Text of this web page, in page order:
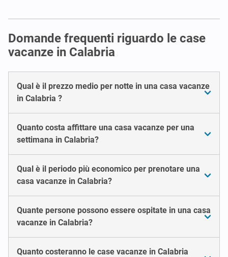
Domande frequenti riguardo le case
vacanze in Calabria
Qual è il prezzo medio per notte in una casa vacanze
in Calabria ?
Quanto costa affittare una casa vacanze per una
settimana in Calabria?
Qual è il periodo più economico per prenotare una
casa vacanze in Calabria?
Quante persone possono essere ospitate in una casa
vacanze in Calabria?
Quanto costeranno le case vacanze in Calabria